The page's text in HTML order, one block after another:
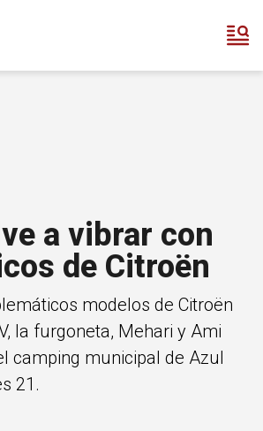
a vibrar con
de Citroën
modelos de Citroën
la furgoneta, Mehari y Ami
camping municipal de Azul
21.